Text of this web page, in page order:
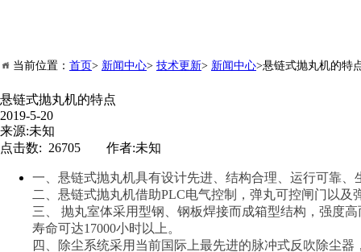
当前位置： 首页> 新闻中心> 技术更新> 新闻中心>悬链式抛丸机的特
悬链式抛丸机的特点
2019-5-20
来源:未知
点击数: 26705 作者:未知
一、悬链式抛丸机具有设计先进、结构合理、运行可
二、悬链式抛丸机借助PLC电气控制，弹丸可控闸门
三、 抛丸室体采用型钢、钢板焊接而成箱型结构，强度
寿命可达17000小时以上。
四、除尘系统采用当前国际上最先进的脉冲式反吹除